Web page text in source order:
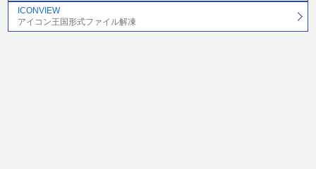
ICONVIEW
アイコン王国形式ファイル解凍